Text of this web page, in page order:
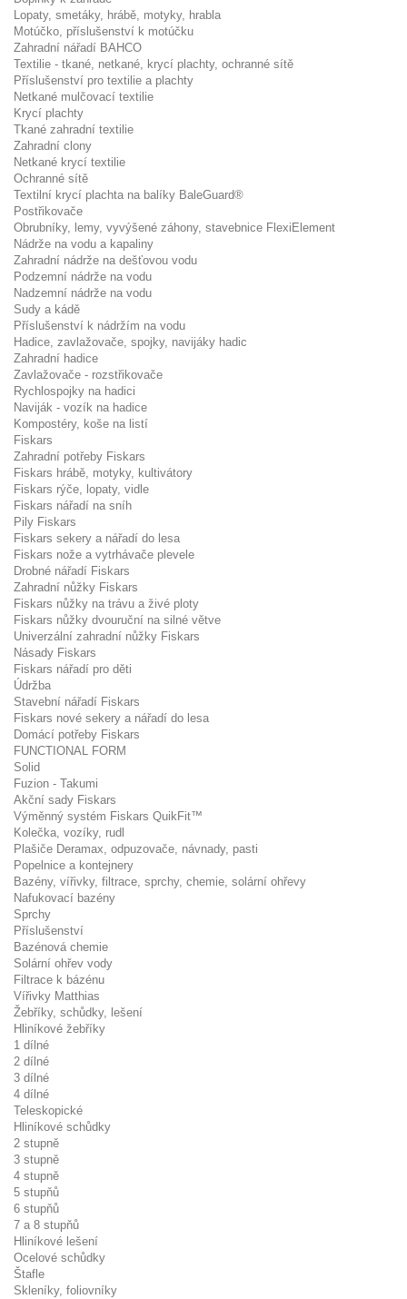
Lopaty, smetáky, hrábě, motyky, hrabla
Motúčko, příslušenství k motúčku
Zahradní nářadí BAHCO
Textilie - tkané, netkané, krycí plachty, ochranné sítě
Příslušenství pro textilie a plachty
Netkané mulčovací textilie
Krycí plachty
Tkané zahradní textilie
Zahradní clony
Netkané krycí textilie
Ochranné sítě
Textilní krycí plachta na balíky BaleGuard®
Postřikovače
Obrubníky, lemy, vyvýšené záhony, stavebnice FlexiElement
Nádrže na vodu a kapaliny
Zahradní nádrže na dešťovou vodu
Podzemní nádrže na vodu
Nadzemní nádrže na vodu
Sudy a kádě
Příslušenství k nádržím na vodu
Hadice, zavlažovače, spojky, navijáky hadic
Zahradní hadice
Zavlažovače - rozstřikovače
Rychlospojky na hadici
Naviják - vozík na hadice
Kompostéry, koše na listí
Fiskars
Zahradní potřeby Fiskars
Fiskars hrábě, motyky, kultivátory
Fiskars rýče, lopaty, vidle
Fiskars nářadí na sníh
Pily Fiskars
Fiskars sekery a nářadí do lesa
Fiskars nože a vytrhávače plevele
Drobné nářadí Fiskars
Zahradní nůžky Fiskars
Fiskars nůžky na trávu a živé ploty
Fiskars nůžky dvouruční na silné větve
Univerzální zahradní nůžky Fiskars
Násady Fiskars
Fiskars nářadí pro děti
Údržba
Stavební nářadí Fiskars
Fiskars nové sekery a nářadí do lesa
Domácí potřeby Fiskars
FUNCTIONAL FORM
Solid
Fuzion - Takumi
Akční sady Fiskars
Výměnný systém Fiskars QuikFit™
Kolečka, vozíky, rudl
Plašiče Deramax, odpuzovače, návnady, pasti
Popelnice a kontejnery
Bazény, vířivky, filtrace, sprchy, chemie, solární ohřevy
Nafukovací bazény
Sprchy
Příslušenství
Bazénová chemie
Solární ohřev vody
Filtrace k bázénu
Vířivky Matthias
Žebříky, schůdky, lešení
Hliníkové žebříky
1 dílné
2 dílné
3 dílné
4 dílné
Teleskopické
Hliníkové schůdky
2 stupně
3 stupně
4 stupně
5 stupňů
6 stupňů
7 a 8 stupňů
Hliníkové lešení
Ocelové schůdky
Štafle
Skleníky, foliovníky